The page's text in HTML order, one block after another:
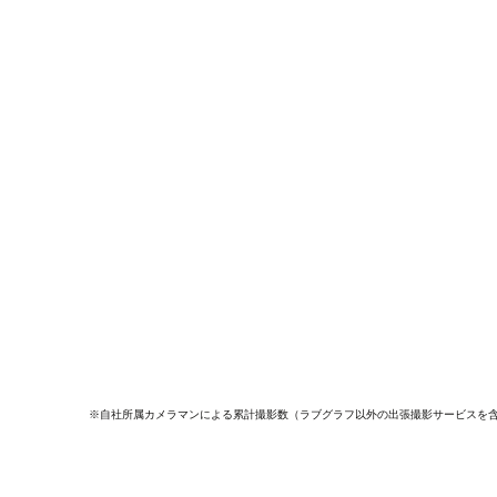
※自社所属カメラマンによる累計撮影数（ラブグラフ以外の出張撮影サービスを